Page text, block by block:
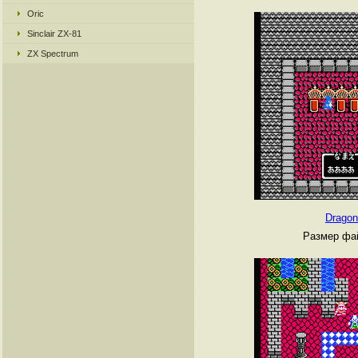
Oric
Sinclair ZX-81
ZX Spectrum
Размер